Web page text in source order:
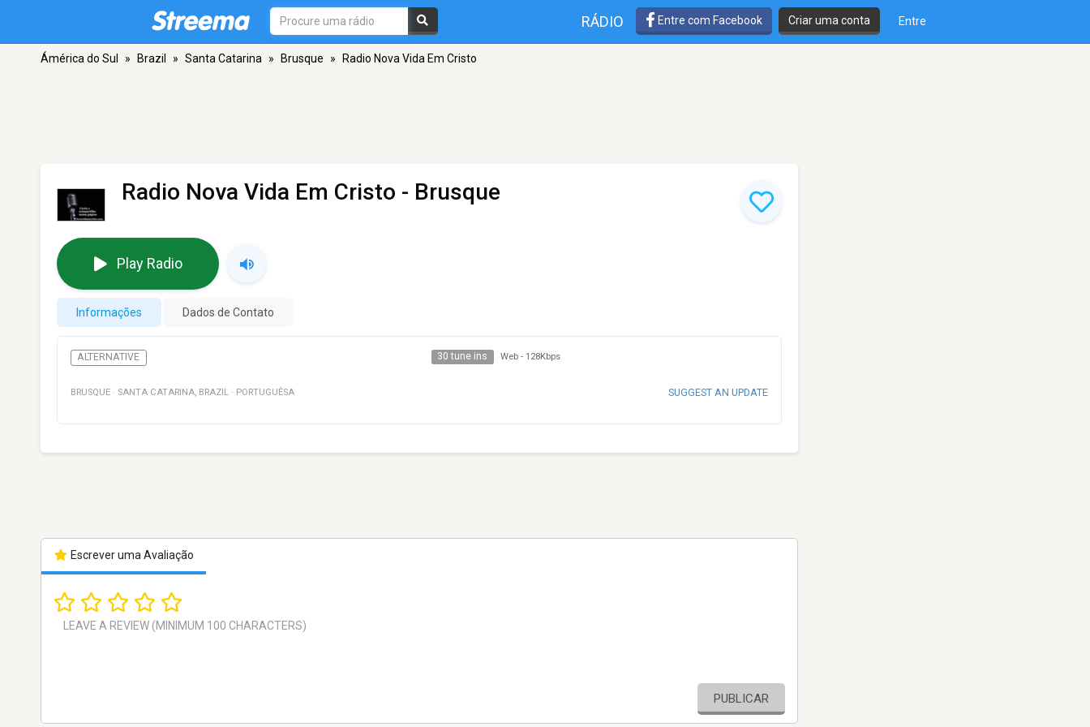
RÁDIO Entre com Facebook Criar uma conta Entre
Ámérica do Sul » Brazil » Santa Catarina » Brusque » Radio Nova Vida Em Cristo
Radio Nova Vida Em Cristo - Brusque
Play Radio
Informações Dados de Contato
ALTERNATIVE 30 tune ins Web - 128Kbps
BRUSQUE · SANTA CATARINA, BRAZIL · PORTUGUÊSA SUGGEST AN UPDATE
Escrever uma Avaliação
PUBLICAR